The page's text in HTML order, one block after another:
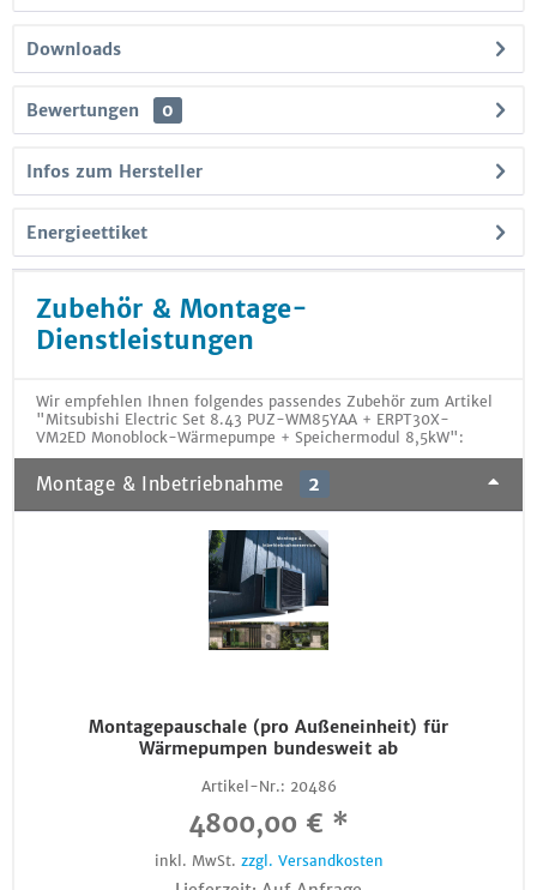
Downloads
Bewertungen 0
Infos zum Hersteller
Energieettiket
Zubehör & Montage-
Dienstleistungen
Wir empfehlen Ihnen folgendes passendes Zubehör zum Artikel
"Mitsubishi Electric Set 8.43 PUZ-WM85YAA + ERPT30X-
VM2ED Monoblock-Wärmepumpe + Speichermodul 8,5kW":
Montage & Inbetriebnahme 2
Montagepauschale (pro Außeneinheit) für
Wärmepumpen bundesweit ab
Artikel-Nr.: 20486
4800,00 € *
inkl. MwSt. zzgl. Versandkosten